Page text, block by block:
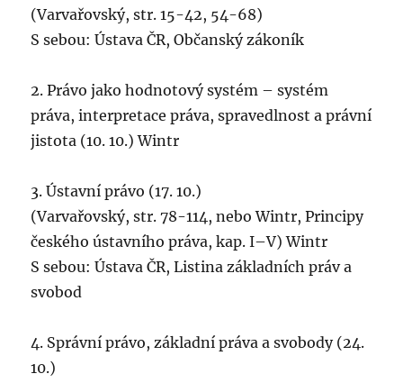
(Varvařovský, str. 15-42, 54-68)
S sebou: Ústava ČR, Občanský zákoník
2. Právo jako hodnotový systém – systém
práva, interpretace práva, spravedlnost a právní
jistota (10. 10.) Wintr
3. Ústavní právo (17. 10.)
(Varvařovský, str. 78-114, nebo Wintr, Principy
českého ústavního práva, kap. I–V) Wintr
S sebou: Ústava ČR, Listina základních práv a
svobod
4. Správní právo, základní práva a svobody (24.
10.)